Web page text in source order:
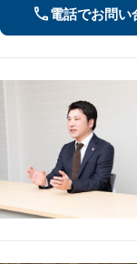
電話でお問い